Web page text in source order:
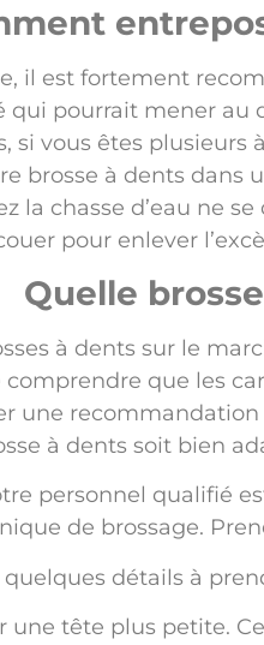
il est fortement
qui pourrait mener
si vous êtes
brosse à dents dans
la chasse d’eau ne
pour enlever
Quelle
à dents sur le
que les
une
à dents soit bien
personnel qualifié
de brossage.
quelques détails à
une tête plus petite.